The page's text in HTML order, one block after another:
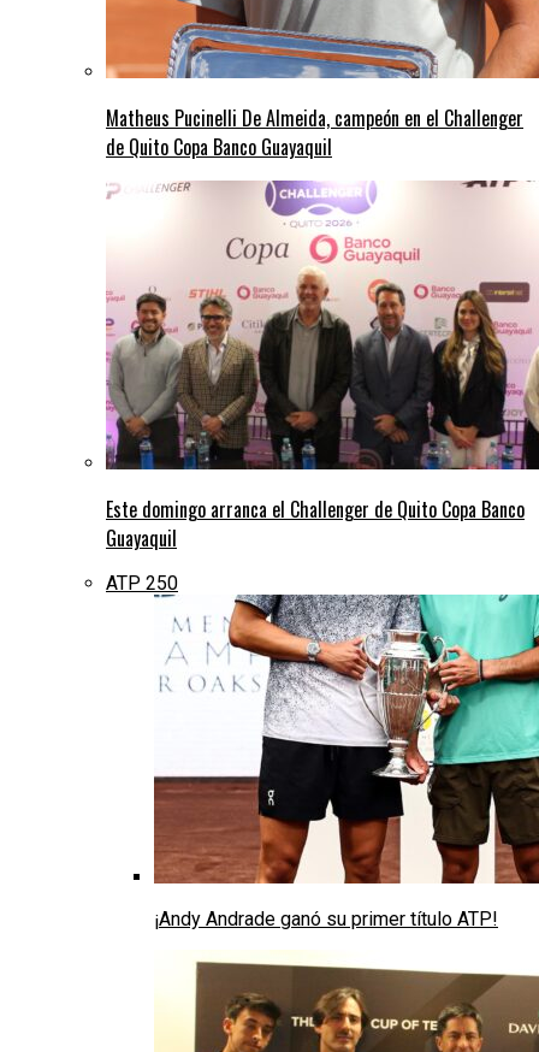
Matheus Pucinelli De Almeida, campeón en el Challenger
de Quito Copa Banco Guayaquil
Este domingo arranca el Challenger de Quito Copa Banco
Guayaquil
ATP 250
¡Andy Andrade ganó su primer título ATP!